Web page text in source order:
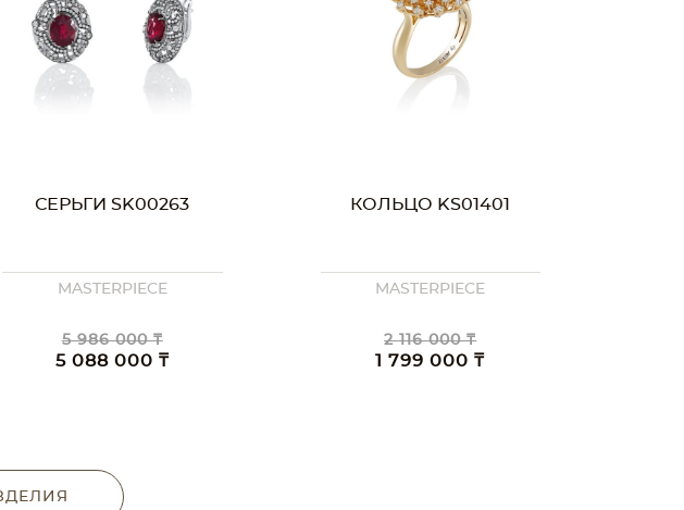
СЕРЬГИ SK00263
MASTERPIECE
5 986 000 ₸
5 088 000 ₸
КОЛЬЦО KS01401
MASTERPIECE
2 116 000 ₸
1 799 000 ₸